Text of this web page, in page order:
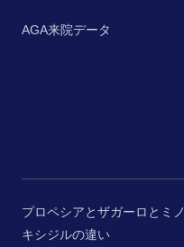
AGA来院データ
プロペシアとザガーロとミノ
キシジルの違い